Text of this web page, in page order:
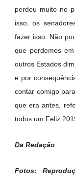
perdeu muito no
isso, os
fazer isso. Não
que perdemos
outros Estados
e por
contar comigo
que era antes,
todos um Feliz
Da Redação
Fotos: